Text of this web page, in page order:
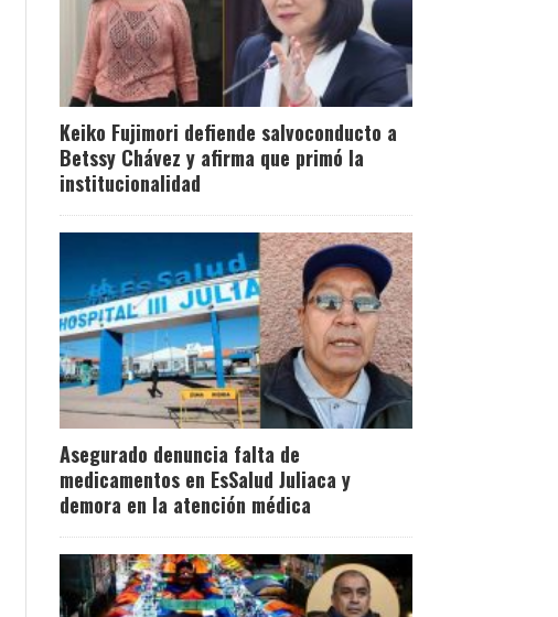
Keiko Fujimori defiende salvoconducto a
Betssy Chávez y afirma que primó la
institucionalidad
Asegurado denuncia falta de
medicamentos en EsSalud Juliaca y
demora en la atención médica